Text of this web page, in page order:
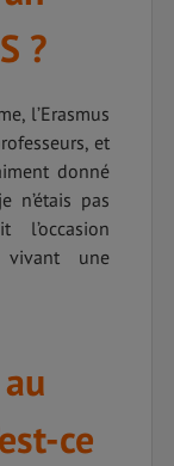
?
l’Erasmus
et
donné
n’étais pas
l’occasion
une
ce